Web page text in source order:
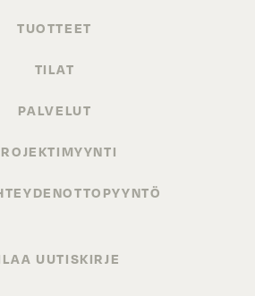
TUOTTEET
TILAT
PALVELUT
UUTISKIRJE